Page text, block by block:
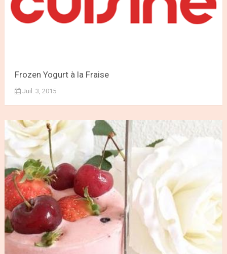
Frozen Yogurt à la Fraise
Juil. 3, 2015